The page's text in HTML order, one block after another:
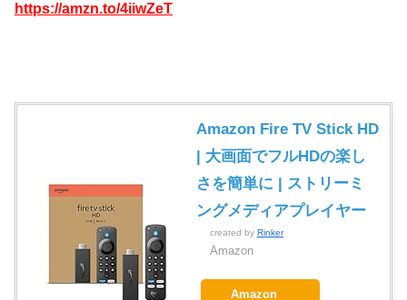
https://amzn.to/4iiwZeT
Amazon Fire TV Stick HD
| 大画面でフルHDの楽し
さを簡単に | ストリーミ
ングメディアプレイヤー
created by Rinker
Amazon
Amazon